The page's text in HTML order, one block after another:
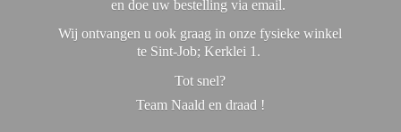
en doe uw bestelling via email.
Wij ontvangen u ook graag in onze fysieke winkel
te Sint-Job; Kerklei 1.
Tot snel?
Team Naald en draad !